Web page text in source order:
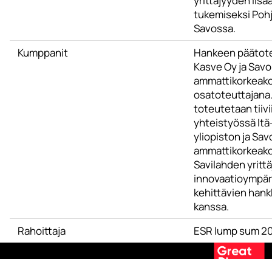
tukemiseksi
Savossa.
Kumppanit
Hankeen
Kasve Oy ja
toteutetaan
yhteistyössä
yliopiston ja
Savilahden
kehittävien
kanssa.
Rahoittaja
ESR lump sum